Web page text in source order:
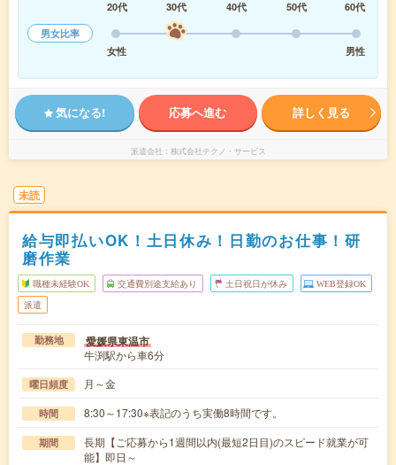
20代 30代 40代 50代
60代
男女比率
女性
男性
気になる! 応募へ進む 詳しく見る
派遣会社 株式会社テクノ・サービス
未読
給与即払いOK！土日休み！日勤のお仕事！研
磨作業
職種未経験OK 交通費別途支給あり 土日祝日が休み WEB登録OK
派遣
勤務地 愛媛県東温市
牛渕駅から車6分
曜日頻度 月～金
時間 8:30～17:30※表記のうち実働8時間です。
期間
長期【ご応募から1週間以内(最短2日目)のスピード就業が可
能】即日～